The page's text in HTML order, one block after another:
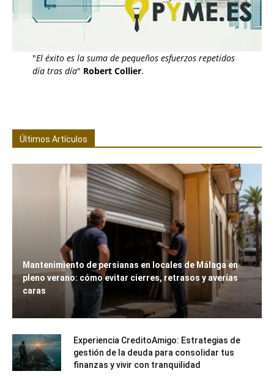
"El éxito es la suma de pequeños esfuerzos repetidos
día tras día" Robert Collier.
Últimos Artículos
Mantenimiento de persianas en locales de Málaga en
pleno verano: cómo evitar cierres, retrasos y averías
caras
Experiencia CreditoAmigo: Estrategias de
gestión de la deuda para consolidar tus
finanzas y vivir con tranquilidad